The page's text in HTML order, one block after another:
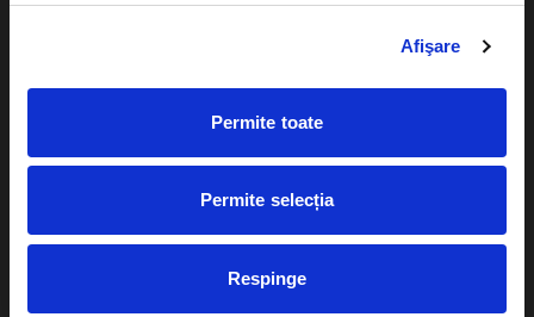
Afişare
Permite toate
Permite selecția
Respinge
Plata online sau cash
Livrare prin curier
Teatru
festivaluri